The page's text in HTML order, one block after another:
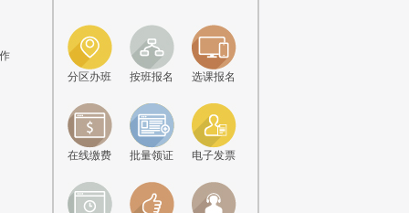
分区办班 按班报名 选课报名
在线缴费 批量领证 电子发票